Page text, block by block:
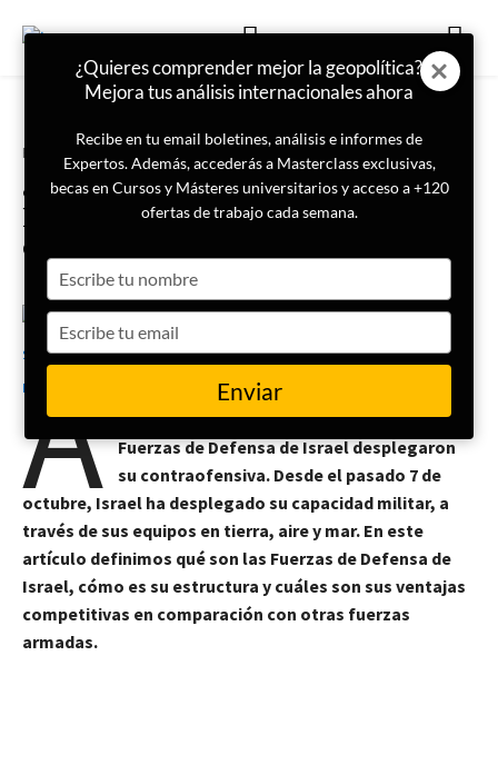
Portada
¿Qué tan preparadas están las
Fuerzas Armadas de Israel para
enfrentar la amenaza de Hamás?
Marta Soriano Palacios
A
raíz del ataque de Hamás en las
inmediaciones de la franja de Gaza, las
Fuerzas de Defensa de Israel desplegaron
su contraofensiva. Desde el pasado 7 de
octubre, Israel ha desplegado su capacidad militar, a
través de sus equipos en tierra, aire y mar. En este
artículo definimos qué son las Fuerzas de Defensa de
Israel, cómo es su estructura y cuáles son sus ventajas
competitivas en comparación con otras fuerzas
armadas.
¿Quieres comprender mejor la geopolítica?
Mejora tus análisis internacionales ahora
Recibe en tu email boletines, análisis e informes de
Expertos. Además, accederás a Masterclass exclusivas,
becas en Cursos y Másteres universitarios y acceso a +120
ofertas de trabajo cada semana.
your
name
your
email
Enviar